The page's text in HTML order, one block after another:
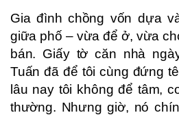
Gia đình chồng vốn dựa
giữa phố – vừa để ở, vừa
bán. Giấy tờ căn nhà
Tuấn đã để tôi cùng đứng
lâu nay tôi không để tâm,
thường. Nhưng giờ, nó